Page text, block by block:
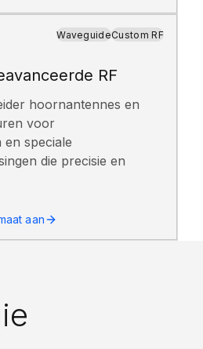
WaveguideCustom RF
RF
hoornantennes en
voor
speciale
die precisie en
aan